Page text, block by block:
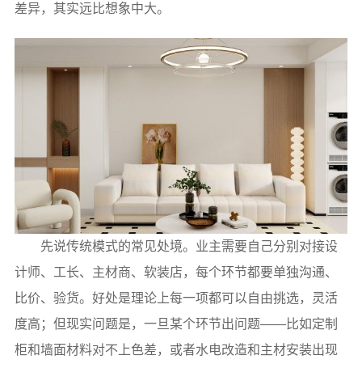
差异，其实远比想象中大。
先说传统模式的常见处境。业主需要自己分别对接设
计师、工长、主材商、软装店，每个环节都要单独沟通、
比价、验货。好处是理论上每一项都可以自由挑选，灵活
度高；但现实问题是，一旦某个环节出问题——比如定制
柜和墙面材料对不上色差，或者水电改造和主材安装出现